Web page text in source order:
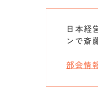
日本経
ンで斎
部会情